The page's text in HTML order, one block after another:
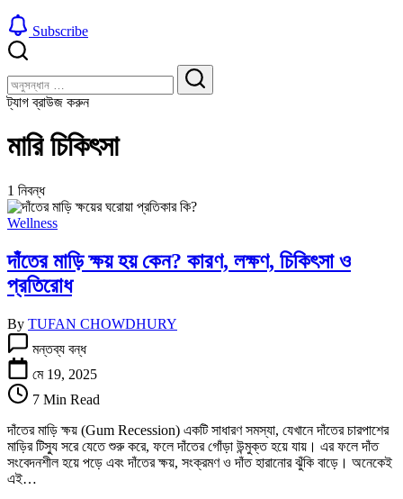
Subscribe
করুন
খুঁজুন
খুঁজুন
ট্যাগ ব্রাউজ করুন
মারি চিকিৎসা
1 নিবন্ধ
Wellness
দাঁতের মাড়ি ক্ষয় হয় কেন? কারণ, লক্ষণ, চিকিৎসা ও
প্রতিরোধ
By TUFAN CHOWDHURY
মাড়ি
ক্ষয়
কেন?
কারণ,
লক্ষণ,
চিকিৎসা
ও
প্রতিরোধ
মন্তব্য বন্ধ
মে 19, 2025
7 Min Read
দাঁতের মাড়ি ক্ষয় (Gum Recession) একটি সাধারণ সমস্যা, যেখানে দাঁতের চারপাশের
মাড়ির টিস্যু সরে যেতে শুরু করে, ফলে দাঁতের গোঁড়া উন্মুক্ত হয়ে যায়। এর ফলে দাঁত
সংবেদনশীল হয়ে পড়ে এবং দাঁতের ক্ষয়, সংক্রমণ ও দাঁত হারানোর ঝুঁকি বাড়ে। অনেকেই
এই…